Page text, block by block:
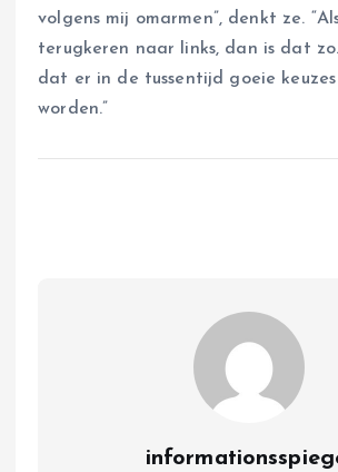
volgens mij omarmen”, denkt ze.
terugkeren naar links, dan is dat
dat er in de tussentijd goeie
worden.”